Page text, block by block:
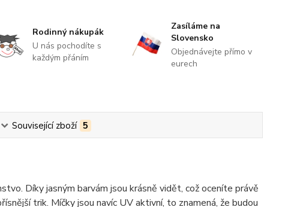
Rodinný nákupák
U nás pochodíte s
každým přáním
Zasíláme na
Slovensko
Objednávejte přímo v
eurech
Související zboží 5
Díky jasným barvám jsou krásně vidět, což oceníte právě
trik. Míčky jsou navíc UV aktivní, to znamená, že budou